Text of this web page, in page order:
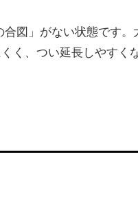
図」がない状態です。
く、つい延長しやすく